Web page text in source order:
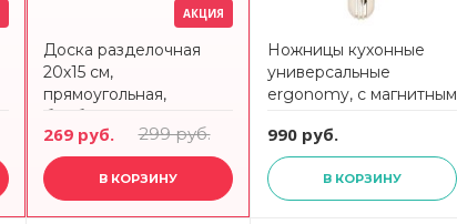
АКЦИЯ
Доска разделочная
20х15 см,
прямоугольная,
бамбук, Calm ANNA
LAFARG
269 руб. 299 руб.
В КОРЗИНУ
Ножницы кухонные
универсальные
ergonomy, с магнитным
SS0000411
990 руб.
В КОРЗИНУ